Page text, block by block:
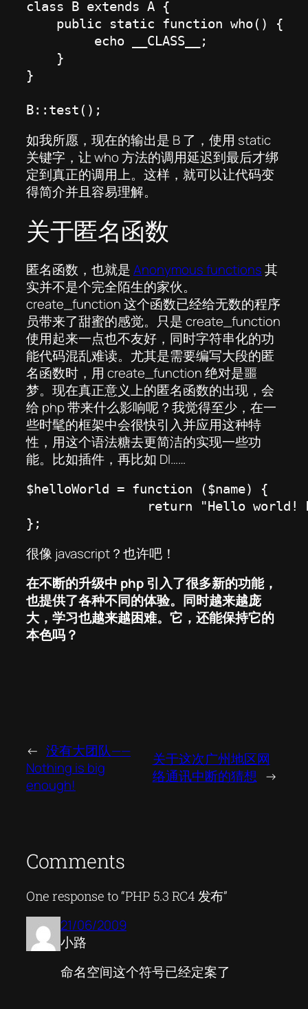
class B extends A {
    public static function who() {
         echo __CLASS__;
    }
}
B::test();
如我所愿，现在的输出是 B 了，使用 static
关键字，让 who 方法的调用延迟到最后才绑
定到真正的调用上。这样，就可以让代码变
得简介并且容易理解。
关于匿名函数
匿名函数，也就是Anonymous functions其
实并不是个完全陌生的家伙。
create_function 这个函数已经给无数的程序
员带来了甜蜜的感觉。只是 create_function
使用起来一点也不友好，同时字符串化的功
能代码混乱难读。尤其是需要编写大段的匿
名函数时，用 create_function 绝对是噩
梦。现在真正意义上的匿名函数的出现，会
给 php 带来什么影响呢？我觉得至少，在一
些时髦的框架中会很快引入并应用这种特
性，用这个语法糖去更简洁的实现一些功
能。比如插件，再比如 DI……
$helloWorld = function ($name) {
return "Hello world!
};
很像 javascript？也许吧！
在不断的升级中 php 引入了很多新的功能，
也提供了各种不同的体验。同时越来越庞
大，学习也越来越困难。它，还能保持它的
本色吗？
← 没有大团队——
Nothing is big
enough!
关于这次广州地区网
络通讯中断的猜想 →
Comments
One response to “PHP 5.3 RC4 发布”
21/06/2009
小路
命名空间这个符号已经定案了